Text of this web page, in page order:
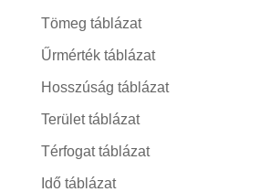
Tömeg táblázat
Űrmérték táblázat
Hosszúság táblázat
Terület táblázat
Térfogat táblázat
Idő táblázat